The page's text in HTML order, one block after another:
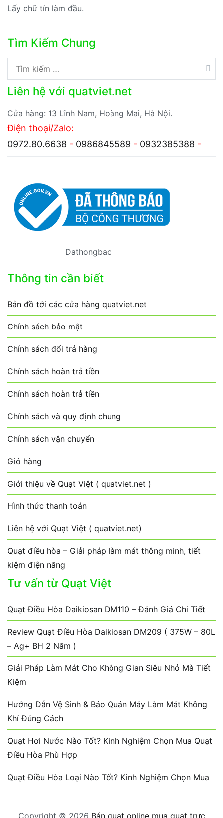
Lấy chữ tín làm đầu.
Tìm Kiếm Chung
Tìm
kiếm
cho:
Liên hệ với quatviet.net
Cửa hàng: 13 Lĩnh Nam, Hoàng Mai, Hà Nội.
Điện thoại/Zalo:
0972.80.6638 - 0986845589 - 0932385388 -
Dathongbao
Thông tin cần biết
Bản đồ tới các cửa hàng quatviet.net
Chính sách bảo mật
Chính sách đổi trả hàng
Chính sách hoàn trả tiền
Chính sách hoàn trả tiền
Chính sách và quy định chung
Chính sách vận chuyển
Giỏ hàng
Giới thiệu về Quạt Việt ( quatviet.net )
Hình thức thanh toán
Liên hệ với Quạt Việt ( quatviet.net)
Quạt điều hòa – Giải pháp làm mát thông minh, tiết
kiệm điện năng
Tư vấn từ Quạt Việt
Quạt Điều Hòa Daikiosan DM110 – Đánh Giá Chi Tiết
Review Quạt Điều Hòa Daikiosan DM209 ( 375W – 80L
– Ag+ BH 2 Năm )
Giải Pháp Làm Mát Cho Không Gian Siêu Nhỏ Mà Tiết
Kiệm
Hướng Dẫn Vệ Sinh & Bảo Quản Máy Làm Mát Không
Khí Đúng Cách
Quạt Hơi Nước Nào Tốt? Kinh Nghiệm Chọn Mua Quạt
Điều Hòa Phù Hợp
Quạt Điều Hòa Loại Nào Tốt? Kinh Nghiệm Chọn Mua
Copyright © 2026 Bán quạt online mua quạt trực